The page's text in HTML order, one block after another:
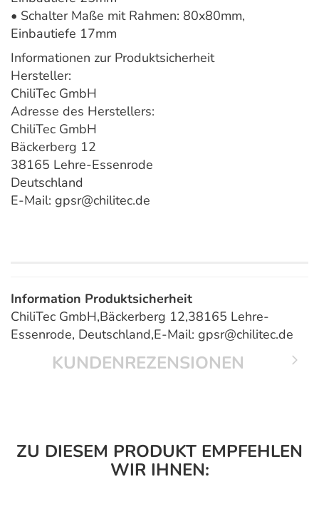
• Schalter Maße mit Rahmen: 80x80mm,
Einbautiefe 17mm
Informationen zur Produktsicherheit
Hersteller:
ChiliTec GmbH
Adresse des Herstellers:
ChiliTec GmbH
Bäckerberg 12
38165 Lehre-Essenrode
Deutschland
E-Mail: gpsr@chilitec.de
Information Produktsicherheit
ChiliTec GmbH,Bäckerberg 12,38165 Lehre-
Essenrode, Deutschland,E-Mail: gpsr@chilitec.de
KUNDENREZENSIONEN
ZU DIESEM PRODUKT EMPFEHLEN
WIR IHNEN: